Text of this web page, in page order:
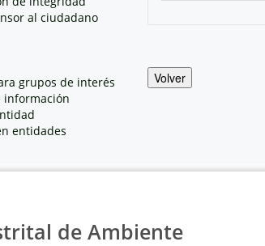
al ciudadano
grupos de interés
información
entidades
Volver
de Ambiente